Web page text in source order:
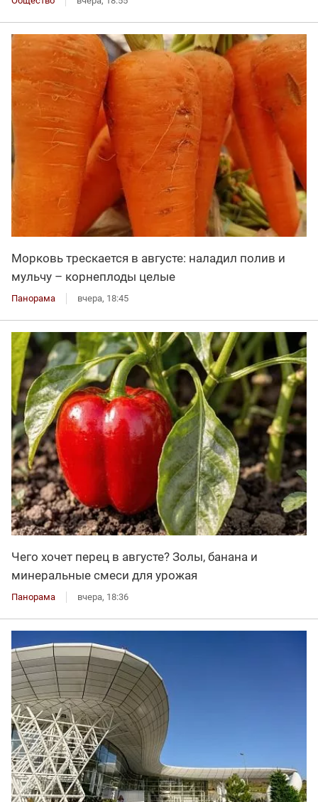
Морковь трескается в августе: наладил полив и
мульчу – корнеплоды целые
Панорама вчера, 18:45
Чего хочет перец в августе? Золы, банана и
минеральные смеси для урожая
Панорама вчера, 18:36